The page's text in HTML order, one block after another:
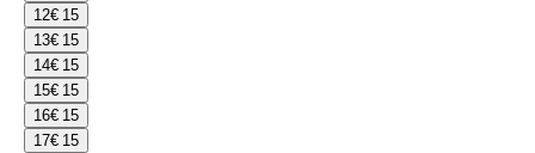
12€ 15
13€ 15
14€ 15
15€ 15
16€ 15
17€ 15